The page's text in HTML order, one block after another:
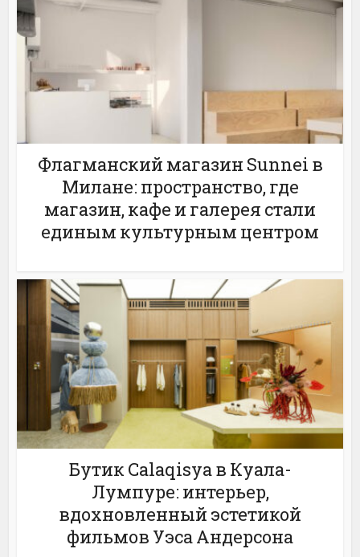
Флагманский магазин Sunnei в
Милане: пространство, где
магазин, кафе и галерея стали
единым культурным центром
Бутик Calaqisya в Куала-
Лумпуре: интерьер,
вдохновленный эстетикой
фильмов Уэса Андерсона